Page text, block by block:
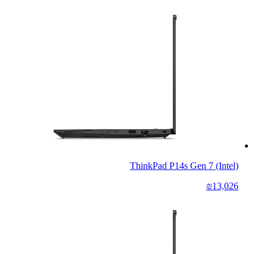
ThinkPad P14s Gen 7 (Intel)
₪13,026